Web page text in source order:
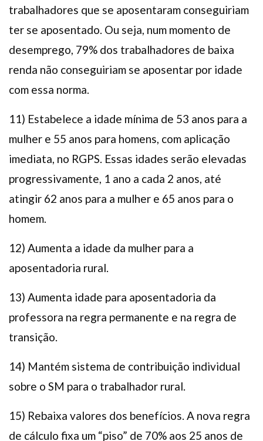
trabalhadores que se aposentaram conseguiriam
ter se aposentado. Ou seja, num momento de
desemprego, 79% dos trabalhadores de baixa
renda não conseguiriam se aposentar por idade
com essa norma.
11) Estabelece a idade mínima de 53 anos para a
mulher e 55 anos para homens, com aplicação
imediata, no RGPS. Essas idades serão elevadas
progressivamente, 1 ano a cada 2 anos, até
atingir 62 anos para a mulher e 65 anos para o
homem.
12) Aumenta a idade da mulher para a
aposentadoria rural.
13) Aumenta idade para aposentadoria da
professora na regra permanente e na regra de
transição.
14) Mantém sistema de contribuição individual
sobre o SM para o trabalhador rural.
15) Rebaixa valores dos benefícios. A nova regra
de cálculo fixa um “piso” de 70% aos 25 anos de